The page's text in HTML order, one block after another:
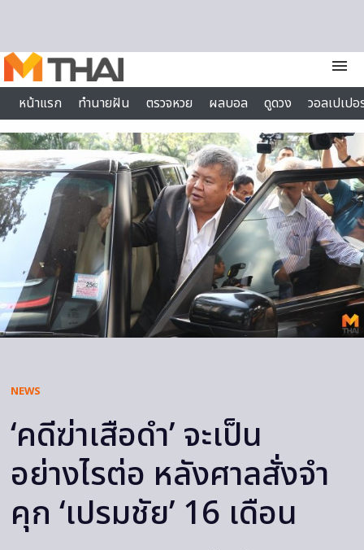
menu
หน้าแรก
ทำนายฝัน ตรวจหวย ผลบอล ดูดวง
วอลเปเป
ไลฟ์สไตล์
NEWS
‘คดีฆ่าเสือดำ’ จะเป็น
อย่างไรต่อ หลังศาลสั่งจำ
คุก ‘เปรมชัย’ 16 เดือน